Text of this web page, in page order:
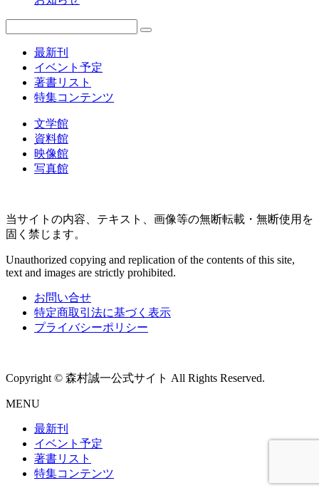
最新刊
イベント予定
著書リスト
特集コンテンツ
文学館
資料館
映像館
写真館
当サイトの内容、テキスト、画像等の無断転載・無断使用を
固く禁じます。
Unauthorized copying and replication of the contents of this site,
text and images are strictly prohibited.
お問い合せ
特定商取引法に基づく表示
プライバシーポリシー
Copyright © 森村誠一公式サイト All Rights Reserved.
MENU
最新刊
イベント予定
著書リスト
特集コンテンツ